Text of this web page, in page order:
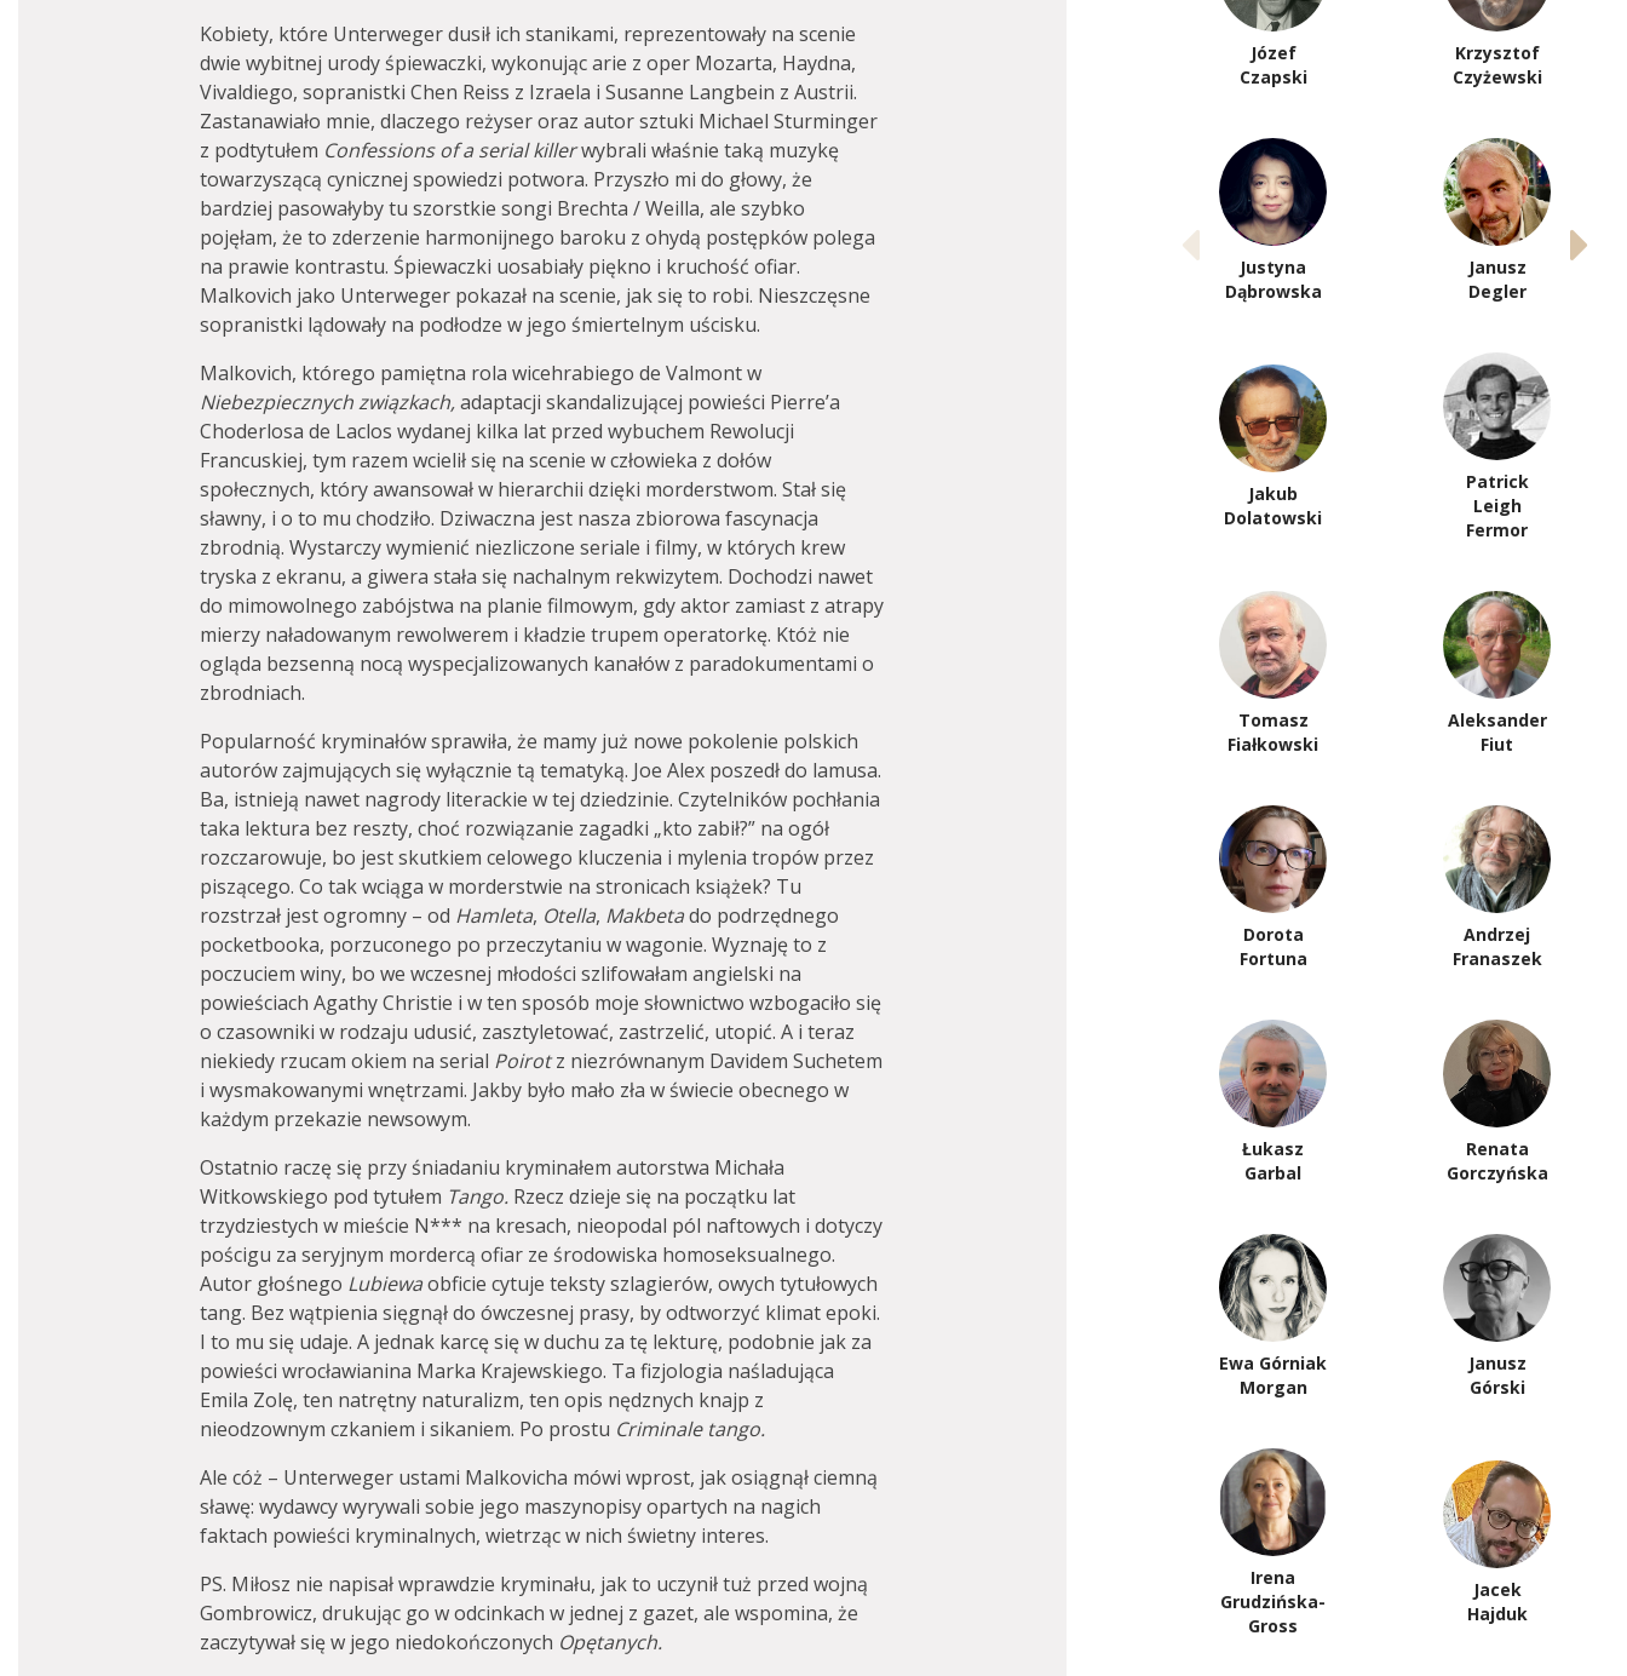
Kobiety, które Unterweger dusił ich stanikami, reprezentowały na scenie
dwie wybitnej urody śpiewaczki, wykonując arie z oper Mozarta, Haydna,
Vivaldiego, sopranistki Chen Reiss z Izraela i Susanne Langbein z Austrii.
Zastanawiało mnie, dlaczego reżyser oraz autor sztuki Michael Sturminger
z podtytułem Confessions of a serial killerwybrali właśnie taką muzykę
towarzyszącą cynicznej spowiedzi potwora. Przyszło mi do głowy, że
bardziej pasowałyby tu szorstkie songi Brechta / Weilla, ale szybko
pojęłam, że to zderzenie harmonijnego baroku z ohydą postępków polega
na prawie kontrastu. Śpiewaczki uosabiały piękno i kruchość ofiar.
Malkovich jako Unterweger pokazał na scenie, jak się to robi. Nieszczęsne
sopranistki lądowały na podłodze w jego śmiertelnym uścisku.
Malkovich, którego pamiętna rola wicehrabiego de Valmont w
Niebezpiecznych związkach,adaptacji skandalizującej powieści Pierre’a
Choderlosa de Laclos wydanej kilka lat przed wybuchem Rewolucji
Francuskiej, tym razem wcielił się na scenie w człowieka z dołów
społecznych, który awansował w hierarchii dzięki morderstwom. Stał się
sławny, i o to mu chodziło. Dziwaczna jest nasza zbiorowa fascynacja
zbrodnią. Wystarczy wymienić niezliczone seriale i filmy, w których krew
tryska z ekranu, a giwera stała się nachalnym rekwizytem. Dochodzi nawet
do mimowolnego zabójstwa na planie filmowym, gdy aktor zamiast z atrapy
mierzy naładowanym rewolwerem i kładzie trupem operatorkę. Któż nie
ogląda bezsenną nocą wyspecjalizowanych kanałów z paradokumentami o
zbrodniach.
Popularność kryminałów sprawiła, że mamy już nowe pokolenie polskich
autorów zajmujących się wyłącznie tą tematyką. Joe Alex poszedł do lamusa.
Ba, istnieją nawet nagrody literackie w tej dziedzinie. Czytelników pochłania
taka lektura bez reszty, choć rozwiązanie zagadki „kto zabił?” na ogół
rozczarowuje, bo jest skutkiem celowego kluczenia i mylenia tropów przez
piszącego. Co tak wciąga w morderstwie na stronicach książek? Tu
rozstrzał jest ogromny – od Hamleta, Otella, Makbetado podrzędnego
pocketbooka, porzuconego po przeczytaniu w wagonie. Wyznaję to z
poczuciem winy, bo we wczesnej młodości szlifowałam angielski na
powieściach Agathy Christie i w ten sposób moje słownictwo wzbogaciło się
o czasowniki w rodzaju udusić, zasztyletować, zastrzelić, utopić. A i teraz
niekiedy rzucam okiem na serial Poirotz niezrównanym Davidem Suchetem
i wysmakowanymi wnętrzami. Jakby było mało zła w świecie obecnego w
każdym przekazie newsowym.
Ostatnio raczę się przy śniadaniu kryminałem autorstwa Michała
Witkowskiego pod tytułem Tango. Rzecz dzieje się na początku lat
trzydziestych w mieście N*** na kresach, nieopodal pól naftowych i dotyczy
pościgu za seryjnym mordercą ofiar ze środowiska homoseksualnego.
Autor głośnego Lubiewaobficie cytuje teksty szlagierów, owych tytułowych
tang. Bez wątpienia sięgnął do ówczesnej prasy, by odtworzyć klimat epoki.
I to mu się udaje. A jednak karcę się w duchu za tę lekturę, podobnie jak za
powieści wrocławianina Marka Krajewskiego. Ta fizjologia naśladująca
Emila Zolę, ten natrętny naturalizm, ten opis nędznych knajp z
nieodzownym czkaniem i sikaniem. Po prostu Criminale tango.
Ale cóż – Unterweger ustami Malkovicha mówi wprost, jak osiągnął ciemną
sławę: wydawcy wyrywali sobie jego maszynopisy opartych na nagich
faktach powieści kryminalnych, wietrząc w nich świetny interes.
PS. Miłosz nie napisał wprawdzie kryminału, jak to uczynił tuż przed wojną
Gombrowicz, drukując go w odcinkach w jednej z gazet, ale wspomina, że
zaczytywał się w jego niedokończonych Opętanych.
Józef
Czapski
Krzysztof
Czyżewski
Justyna
Dąbrowska
Janusz
Degler
Jakub
Dolatowski
Patrick
Leigh
Fermor
Tomasz
Fiałkowski
Aleksander
Fiut
Dorota
Fortuna
Andrzej
Franaszek
Łukasz
Garbal
Renata
Gorczyńska
Ewa Górniak
Morgan
Janusz
Górski
Irena
Grudzińska-
Gross
Jacek
Hajduk